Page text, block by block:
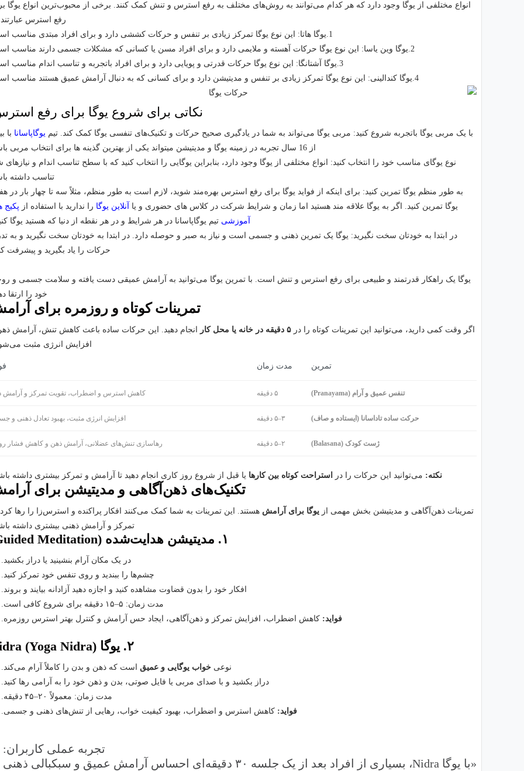
انواع مختلفی از یوگا وجود دارد که هر کدام می‌توانند به روش‌های مختلف به رفع استرس و تنش کمک کنند. برخی از محبوب‌ترین انواع یوگا
رفع استرس
1.یوگا هاتا: این نوع یوگا تمرکز زیادی بر تنفس و حرکات کششی دارد و برای افراد مبتدی مناسب است.
2.یوگا وین یاسا: این نوع یوگا حرکات آهسته و ملایمی دارد و برای افراد مسن یا کسانی که مشکلات جسمی دارند مناسب است.
3.یوگا آشتانگا: این نوع یوگا حرکات قدرتی و پویایی دارد و برای افراد باتجربه و تناسب اندام مناسب است.
4.یوگا کندالینی: این نوع یوگا تمرکز زیادی بر تنفس و مدیتیشن دارد و برای کسانی که به دنبال آرامش عمیق هستند مناسب است.
نکاتی برای شروع یوگا برای رفع
با یک مربی یوگا باتجربه شروع کنید: مربی یوگا می‌تواند به شما در یادگیری صحیح حرکات و تکنیک‌های تنفسی یوگا کمک کند. تیم یوگاپاسانا با
از 16 سال تجربه در زمینه یوگا و مدیتیشن میتواند یکی از بهترین گذینه ها برای انتخاب مربی باشد.
نوع یوگای مناسب خود را انتخاب کنید: انواع مختلفی از یوگا وجود دارد، بنابراین یوگایی را انتخاب کنید که با سطح تناسب اندام و نیازهای
تناسب داشته
به طور منظم یوگا تمرین کنید: برای اینکه از فواید یوگا برای رفع استرس بهره‌مند شوید، لازم است به طور منظم، مثلاً سه تا چهار بار در
یوگا تمرین کنید. اگر به یوگا علاقه مند هستید اما زمان و شرایط شرکت در کلاس های حضوری و یا
نلاین یوگا را ندارید با استفاده از پکیج
آموزشی تیم یوگاپاسانا در هر شرایط و در هر نقطه از دنیا که هستید یوگا
در ابتدا به خودتان سخت نگیرید: یوگا یک تمرین ذهنی و جسمی است و نیاز به صبر و حوصله دارد. در ابتدا به خودتان سخت نگیرید و به
حرکات را یاد بگیرید و پیشرفت
یوگا یک راهکار قدرتمند و طبیعی برای رفع استرس و تنش است. با تمرین یوگا می‌توانید به آرامش عمیقی دست یافته و سلامت جسمی و
خود را ارتقا
تمرینات کوتاه و روزمره برای
اگر وقت کمی دارید، می‌توانید این تمرینات کوتاه را در۵ دقیقه در خانه یا محل کار
انجام دهید. این حرکات ساده باعث کاهش تنش، آرامش
افزایش انرژی مثبت
تمرین مدت زمان
تنفس عمیق و آرام (Pranayama) ۵ دقیقه کاهش استرس و اضطراب، تقویت تمرکز و آرامش
حرکت ساده تاداسانا (ایستاده و صاف) ۳–۵ دقیقه افزایش انرژی مثبت، بهبود تعادل ذهنی و
ژست کودک (Balasana) ۲–۵ دقیقه رهاسازی تنش‌های عضلانی، آرامش ذهن و کاهش فشار
نکته: می‌توانید این حرکات را در استراحت کوتاه بین کارها یا قبل از شروع روز کاری انجام دهید تا آرامش و تمرکز بیشتری داشته
تکنیک‌های ذهن‌آگاهی و مدیتیشن برای
تمرینات ذهن‌آگاهی و مدیتیشن بخش مهمی ازیوگا برای آرامش هستند. این تمرینات به شما کمک می‌کنند افکار پراکنده و استرس‌زا را رها
تمرکز و آرامش ذهنی بیشتری داشته
۱. مدیتیشن هدایت‌شده (Guided Meditation)
در یک مکان آرام بنشینید یا دراز بکشید.
چشم‌ها را ببندید و روی تنفس خود تمرکز کنید.
افکار خود را بدون قضاوت مشاهده کنید و اجازه دهید آزادانه بیایند و بروند.
مدت زمان: ۵–۱۵ دقیقه برای شروع کافی است.
فواید: کاهش اضطراب، افزایش تمرکز و ذهن‌آگاهی، ایجاد حس آرامش و کنترل بهتر استرس روزمره.
۲. یوگا Nidra (Yoga Nidra)
نوعیخواب یوگایی و عمیق است که ذهن و بدن را کاملاً آرام می‌کند.
دراز بکشید و با صدای مربی یا فایل صوتی، بدن و ذهن خود را به آرامی رها کنید.
مدت زمان: معمولاً ۲۰–۴۵ دقیقه.
فواید: کاهش استرس و اضطراب، بهبود کیفیت خواب، رهایی از تنش‌های ذهنی و جسمی.
تجربه عملی کاربران:
«با یوگا Nidra، بسیاری از افراد بعد از یک جلسه ۳۰ دقیقه‌ای احساس آرامش عمیق و سبکبالی ذهنی